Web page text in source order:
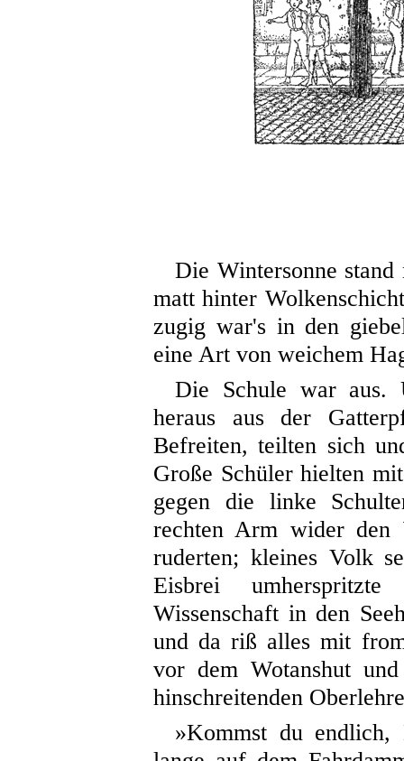
Die Wintersonne
matt hinter
zugig war's in den
eine Art von weichem
Die Schule war aus.
heraus aus der
Befreiten, teilten sich
Große Schüler hielten
gegen die linke
rechten Arm wider den
ruderten; kleines Volk
Eisbrei
Wissenschaft in den
und da riß alles mit
vor dem Wotanshut
hinschreitenden
»Kommst du endlich,